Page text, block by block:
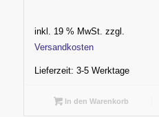
inkl. 19 % MwSt. zzgl.
Versandkosten
Lieferzeit: 3-5 Werktage
In den Warenkorb